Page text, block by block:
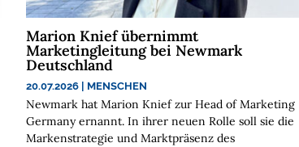
Marion Knief übernimmt
Marketingleitung bei Newmark
Deutschland
20.07.2026 MENSCHEN
Newmark hat Marion Knief zur Head of Marketing
Germany ernannt. In ihrer neuen Rolle soll sie die
Markenstrategie und Marktpräsenz des